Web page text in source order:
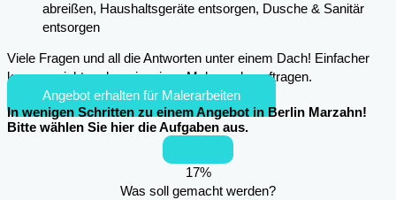
abreißen, Haushaltsgeräte entsorgen, Dusche & Sanitär
entsorgen
Viele Fragen und all die Antworten unter einem Dach! Einfacher
kann es nicht mehr sein, einen Maler zu beauftragen.
Angebot erhalten für Malerarbeiten
In wenigen Schritten zu einem Angebot in Berlin Marzahn!
Bitte wählen Sie hier die Aufgaben aus.
17%
Was soll gemacht werden?